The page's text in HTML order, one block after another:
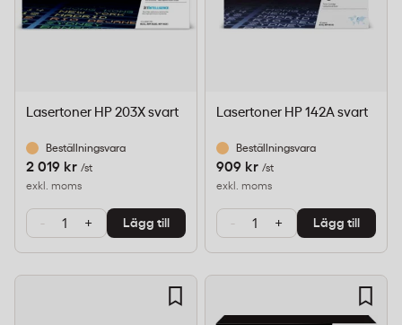
Lasertoner HP 203X svart
Beställningsvara
2 019 kr /st
exkl. moms
- + Lägg till
Lasertoner HP 142A svart
Beställningsvara
909 kr /st
exkl. moms
- + Lägg till